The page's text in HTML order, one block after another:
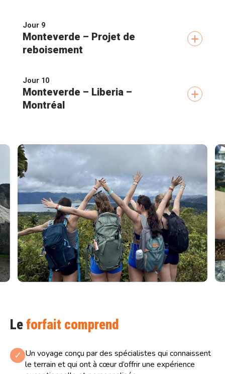
Finca Lantana, située au coeur de la forêt
nuageuse de Monteverde
Différents travaux de volontariat sont possibles :
récolte de graines, création de pépinières, création
de fertilisant naturel, nettoyage et plantation
Jour 9
Monteverde – Projet de
reboisement
reboisement dans le couloir biologique de Cerro
Plano
Jour 10
Monteverde – Liberia –
Montréal
Leforfait comprend
✓ Un voyage conçu par des spécialistes qui connaissent
le terrain et qui ont à cœur d’offrir une expérience